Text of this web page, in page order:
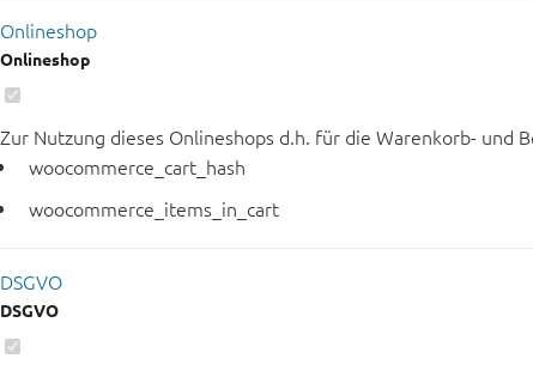
Onlineshop
Onlineshop
Zur Nutzung dieses Onlineshops d.h. für die Warenkorb-
woocommerce_cart_hash
woocommerce_items_in_cart
DSGVO
DSGVO